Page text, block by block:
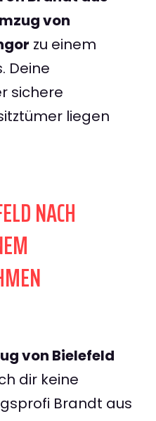
von
zu einem
Deine
sichere
liegen
NACH
von Bielefeld
dir keine
Brandt aus